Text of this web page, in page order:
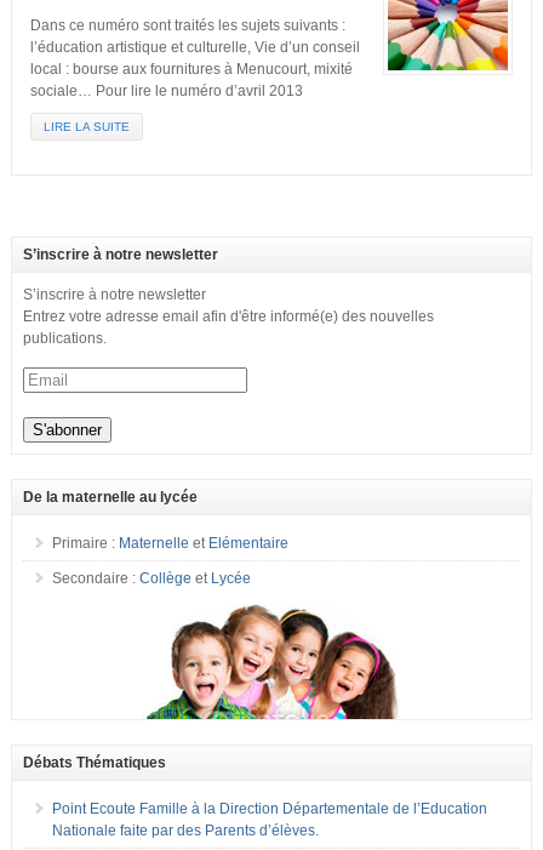
Dans ce numéro sont traités les sujets suivants :
l’éducation artistique et culturelle, Vie d’un conseil
local : bourse aux fournitures à Menucourt, mixité
sociale… Pour lire le numéro d’avril 2013
LIRE LA SUITE
S’inscrire à notre newsletter
S’inscrire à notre newsletter
Entrez votre adresse email afin d'être informé(e) des nouvelles
publications.
De la maternelle au lycée
Primaire : Maternelle et Elémentaire
Secondaire : Collège et Lycée
Débats Thématiques
Point Ecoute Famille à la Direction Départementale de l’Education
Nationale faite par des Parents d’élèves.